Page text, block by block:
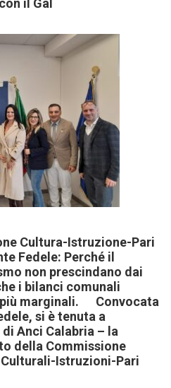
Cultura-Istruzione-Pari
Fedele: Perché il
non prescindano dai
i bilanci comunali
più marginali. Convocata
si è tenuta a
Anci Calabria – la
della Commissione
Istruzioni-Pari